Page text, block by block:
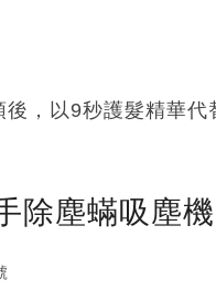
，以9秒護髮精華
除塵蟎吸塵機